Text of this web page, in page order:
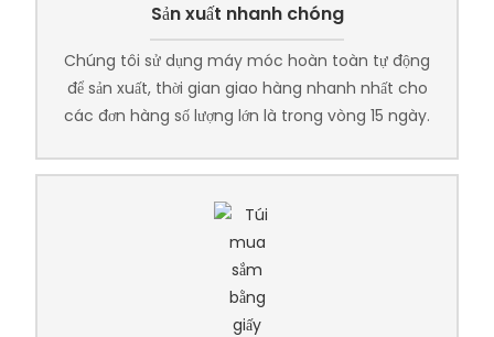
Sản xuất nhanh chóng
Chúng tôi sử dụng máy móc hoàn toàn tự động
để sản xuất, thời gian giao hàng nhanh nhất cho
các đơn hàng số lượng lớn là trong vòng 15 ngày.